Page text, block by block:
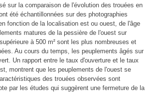
sur la comparaison de l'évolution des trouées en
été échantillonnées sur des photographies
fonction de la localisation est ou ouest, de l'âge
matures de la pessière de l'ouest sur
à 500 m² sont les plus nombreuses et
Au cours du temps, les peuplements âgés sur
Un rapport entre le taux d'ouverture et le taux
montrent que les peuplements de l'ouest se
des trouées observées sont
par les études qui suggèrent une fermeture de la